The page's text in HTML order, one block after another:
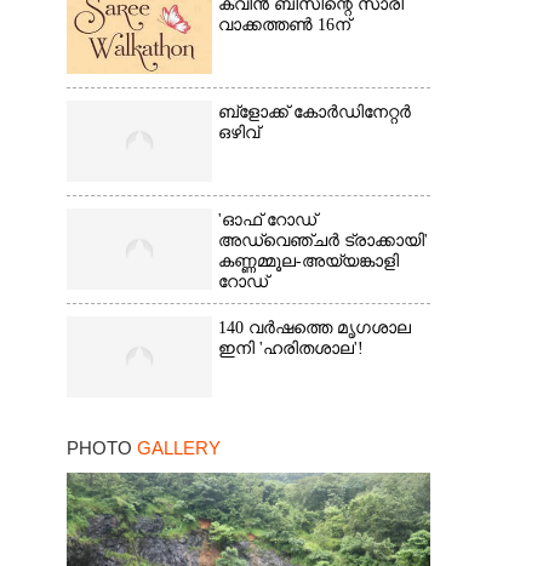
ക്വീൻ ബീസിന്റെ സാരി
വാക്കത്തൺ 16ന്
ബ്‌ളോക്ക് കോർഡിനേറ്റർ
ഒഴിവ്
'ഓഫ് റോഡ്
അഡ്വെഞ്ചർ ട്രാക്കായി'
കണ്ണമ്മൂല-അയ്യങ്കാളി
റോഡ്
140 വർഷത്തെ മൃഗശാല
ഇനി 'ഹരിതശാല'!
PHOTO GALLERY
×